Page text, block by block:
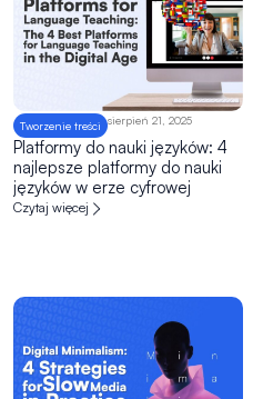
Tworzenie treści sierpień 21, 2025
Platformy do nauki języków: 4
najlepsze platformy do nauki
języków w erze cyfrowej
Czytaj więcej